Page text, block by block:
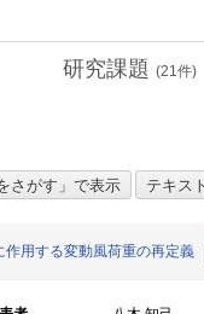
研究課題 (21件)
作用する変動風荷重の再定義